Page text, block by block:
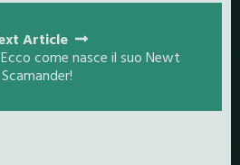
Article
come nasce il suo Newt
Scamander!